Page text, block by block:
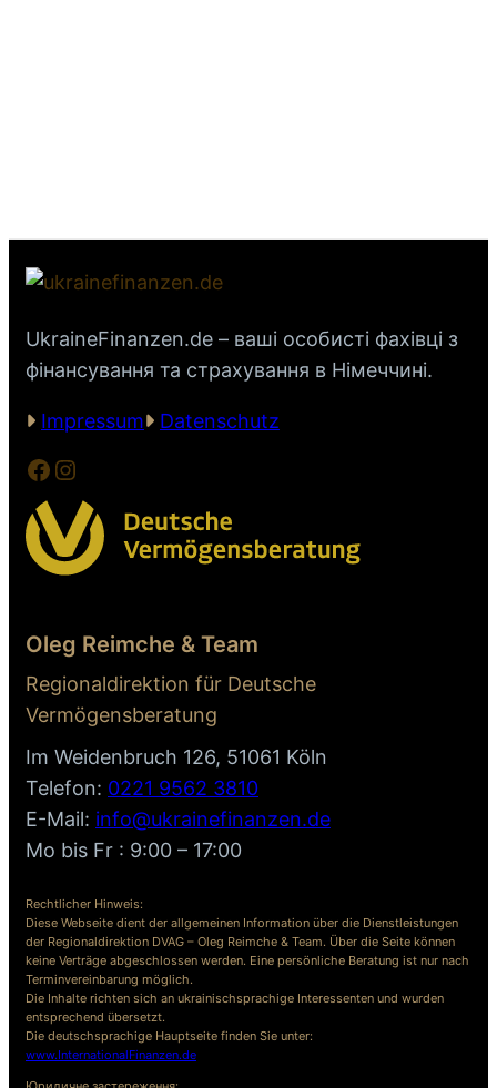
UkraineFinanzen.de – ваші особисті фахівці з
фінансування та страхування в Німеччині.
Impressum Datenschutz
Facebook Instagram
Oleg Reimche & Team
Regionaldirektion für Deutsche
Vermögensberatung
Im Weidenbruch 126, 51061 Köln
Telefon: 0221 9562 3810
E-Mail: info@ukrainefinanzen.de
Mo bis Fr : 9:00 – 17:00
Rechtlicher Hinweis:
Diese Webseite dient der allgemeinen Information über die Dienstleistungen
der Regionaldirektion DVAG – Oleg Reimche & Team. Über die Seite können
keine Verträge abgeschlossen werden. Eine persönliche Beratung ist nur nach
Terminvereinbarung möglich.
Die Inhalte richten sich an ukrainischsprachige Interessenten und wurden
entsprechend übersetzt.
Die deutschsprachige Hauptseite finden Sie unter:
www.InternationalFinanzen.de